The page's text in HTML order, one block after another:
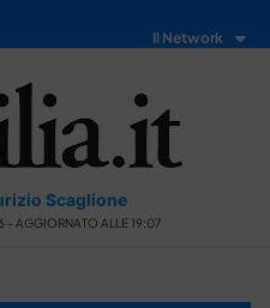
Il Network
Scaglione
- AGGIORNATO ALLE 19:07